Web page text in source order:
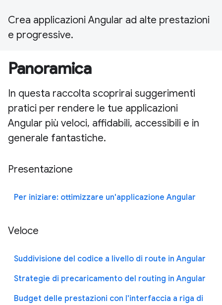
Crea applicazioni Angular ad alte prestazioni
e progressive.
Panoramica
In questa raccolta scoprirai suggerimenti
pratici per rendere le tue applicazioni
Angular più veloci, affidabili, accessibili e in
generale fantastiche.
Presentazione
Per iniziare: ottimizzare un'applicazione Angular
Veloce
Suddivisione del codice a livello di route in Angular
Strategie di precaricamento del routing in Angular
Budget delle prestazioni con l'interfaccia a riga di